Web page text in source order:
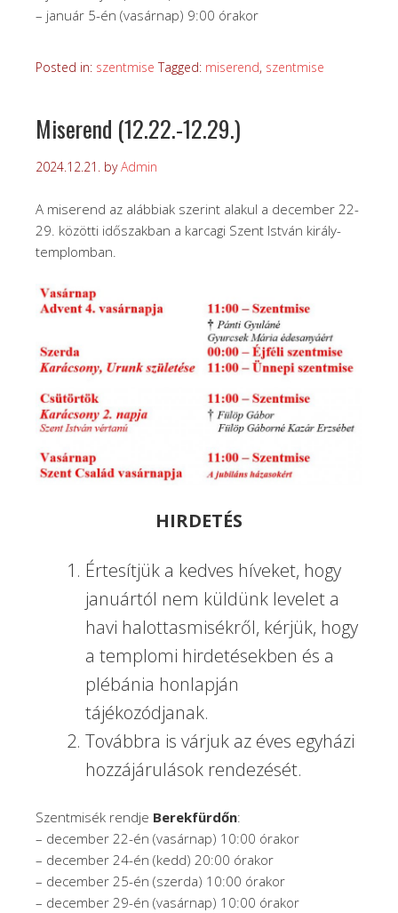
– január 5-én (vasárnap) 9:00 órakor
Posted in: szentmise Tagged: miserend, szentmise
Miserend (12.22.-12.29.)
2024.12.21. byAdmin
A miserend az alábbiak szerint alakul a december 22-
29. közötti időszakban a karcagi Szent István király-
templomban.
HIRDETÉS
Értesítjük a kedves híveket, hogy
januártól nem küldünk levelet a
havi halottasmisékről, kérjük, hogy
a templomi hirdetésekben és a
plébánia honlapján
tájékozódjanak.
Továbbra is várjuk az éves egyházi
hozzájárulások rendezését.
Szentmisék rendje Berekfürdőn:
– december 22-én (vasárnap) 10:00 órakor
– december 24-én (kedd) 20:00 órakor
– december 25-én (szerda) 10:00 órakor
– december 29-én (vasárnap) 10:00 órakor